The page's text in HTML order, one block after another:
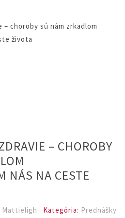
choroby sú nám zrkadlom
života
– CHOROBY
NÁS NA CESTE
Mattieligh Kategória: Prednášky